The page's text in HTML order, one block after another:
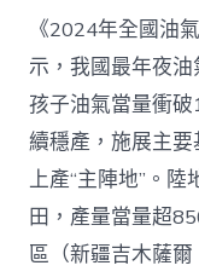
《2024年全國油
示，我國最年夜
孩子油氣當量衝
續穩產，施展主
上產“主陣地”。
田，產量當量超
區（新疆吉木薩